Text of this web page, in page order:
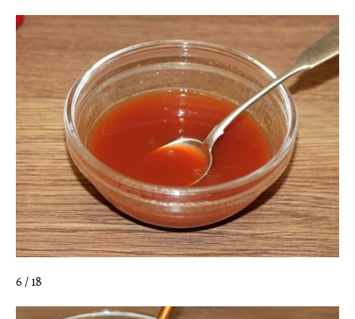
6 / 18